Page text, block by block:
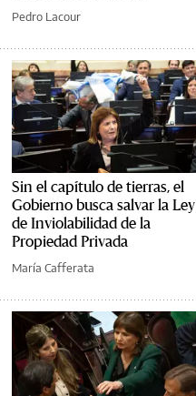
Pedro Lacour
Sin el capítulo de tierras, el
Gobierno busca salvar la Ley
de Inviolabilidad de la
Propiedad Privada
María Cafferata